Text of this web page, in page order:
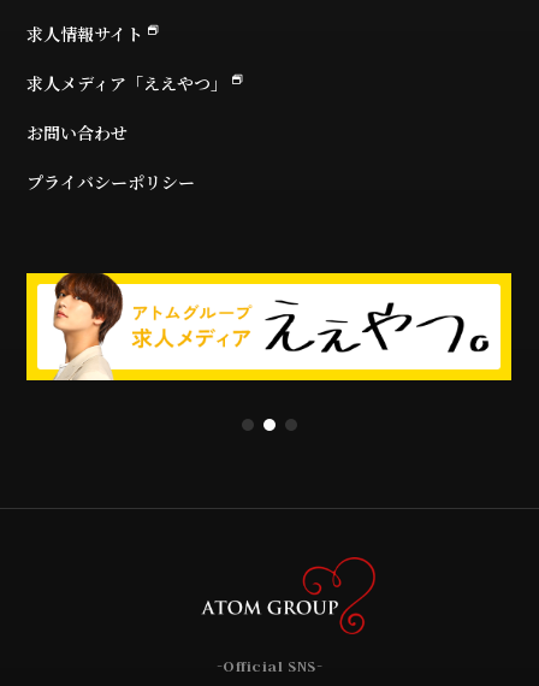
求人情報サイト
求人メディア「ええやつ」
お問い合わせ
プライバシーポリシー
-Official SNS-